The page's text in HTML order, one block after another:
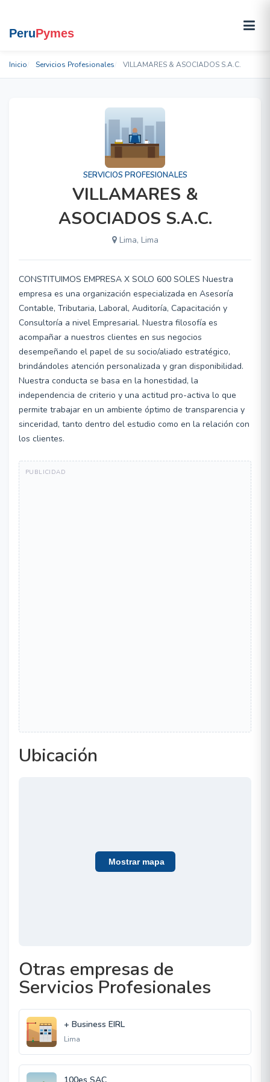
Inicio Servicios Profesionales VILLAMARES & ASOCIADOS S.A.C.
SERVICIOS PROFESIONALES
VILLAMARES &
ASOCIADOS S.A.C.
Lima, Lima
CONSTITUIMOS EMPRESA X SOLO 600 SOLES Nuestra
empresa es una organización especializada en Asesoría
Contable, Tributaria, Laboral, Auditoría, Capacitación y
Consultoría a nivel Empresarial. Nuestra filosofía es
acompañar a nuestros clientes en sus negocios
desempeñando el papel de su socio/aliado estratégico,
brindándoles atención personalizada y gran disponibilidad.
Nuestra conducta se basa en la honestidad, la
independencia de criterio y una actitud pro-activa lo que
permite trabajar en un ambiente óptimo de transparencia y
sinceridad, tanto dentro del estudio como en la relación con
los clientes.
Ubicación
Mostrar mapa
Otras empresas de
Servicios Profesionales
+ Business EIRL
Lima